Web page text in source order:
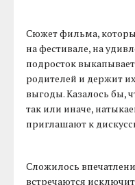
Сюжет фильма,
на фестивале, на
подросток
родителей и держит
выгоды. Казалось бы,
так или иначе,
приглашают к
Сложилось
встречаются